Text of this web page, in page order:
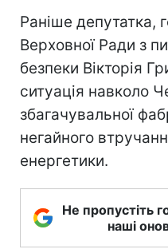
Раніше депутатка,
Верховної Ради з
безпеки Вікторія
ситуація навколо
збагачувальної
негайного
енергетики.
Не пропустіть
наші